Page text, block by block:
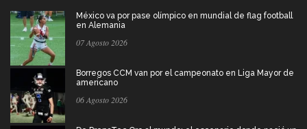
México va por pase olímpico en mundial de flag football
en Alemania
07 Agosto 2026
Borregos CCM van por el campeonato en Liga Mayor de
americano
06 Agosto 2026